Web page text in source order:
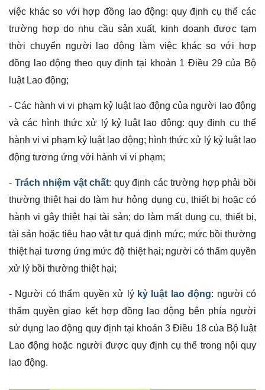
việc khác so với hợp đồng lao động: quy định cụ thể các
trường hợp do nhu cầu sản xuất, kinh doanh được tạm
thời chuyển người lao động làm việc khác so với hợp
đồng lao động theo quy định tại khoản 1 Điều 29 của Bộ
luật Lao động;
- Các hành vi vi phạm kỷ luật lao động của người lao động
và các hình thức xử lý kỷ luật lao động: quy định cụ thể
hành vi vi phạm kỷ luật lao động; hình thức xử lý kỷ luật lao
động tương ứng với hành vi vi phạm;
- Trách nhiệm vật chất: quy định các trường hợp phải bồi
thường thiệt hại do làm hư hỏng dụng cụ, thiết bị hoặc có
hành vi gây thiệt hại tài sản; do làm mất dụng cụ, thiết bị,
tài sản hoặc tiêu hao vật tư quá định mức; mức bồi thường
thiệt hại tương ứng mức độ thiệt hại; người có thẩm quyền
xử lý bồi thường thiệt hại;
- Người có thẩm quyền xử lý kỷ luật lao động: người có
thẩm quyền giao kết hợp đồng lao động bên phía người
sử dụng lao động quy định tại khoản 3 Điều 18 của Bộ luật
Lao động hoặc người được quy định cụ thể trong nội quy
lao động.